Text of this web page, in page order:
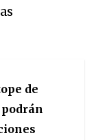
de